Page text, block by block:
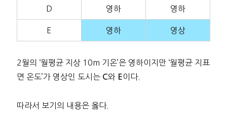
D 영하 영하
E 영하 영상
2월의 ‘월평균 지상 10m 기온’은 영하이지만 ‘월평균 지표
면 온도’가 영상인 도시는 C와 E 이다.
따라서 보기의 내용은 옳다.